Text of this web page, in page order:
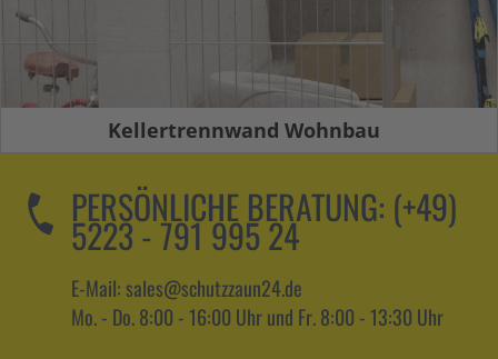
Kellertrennwand Wohnbau
PERSÖNLICHE BERATUNG: (+49)
5223 - 791 995 24
E-Mail: sales@schutzzaun24.de
Mo. - Do. 8:00 - 16:00 Uhr und Fr. 8:00 - 13:30 Uhr